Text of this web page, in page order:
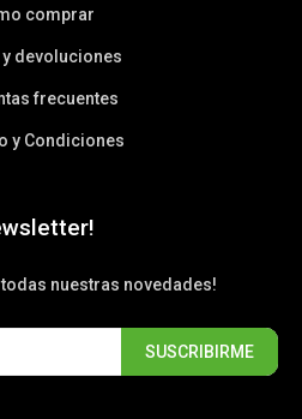
comprar
y devoluciones
frecuentes
y Condiciones
nuestras novedades!
SUSCRIBIRME